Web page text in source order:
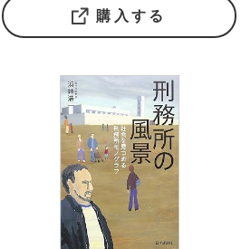
購入する